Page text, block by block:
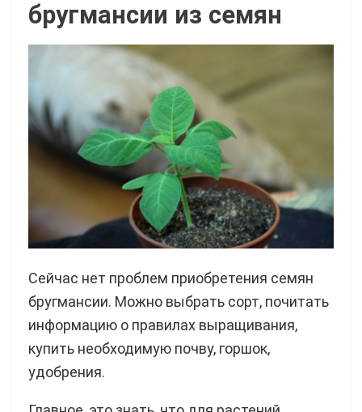
бругмансии из семян
Сейчас нет проблем приобретения семян
бругмансии. Можно выбрать сорт, почитать
информацию о правилах выращивания,
купить необходимую почву, горшок,
удобрения.